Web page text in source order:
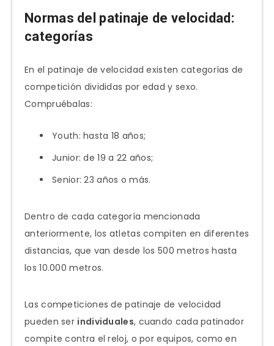
Normas del patinaje de velocidad:
categorías
En el patinaje de velocidad existen categorías de
competición divididas por edad y sexo.
Compruébalas:
Youth: hasta 18 años;
Junior: de 19 a 22 años;
Senior: 23 años o más.
Dentro de cada categoría mencionada
anteriormente, los atletas compiten en diferentes
distancias, que van desde los 500 metros hasta
los 10.000 metros.
Las competiciones de patinaje de velocidad
pueden ser individuales, cuando cada patinador
compite contra el reloj, o por equipos, como en